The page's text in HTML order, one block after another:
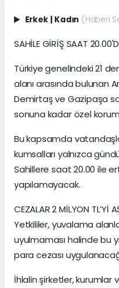
Erkek | Kadın (Haberi
SAHİLE GİRİŞ SAAT
Türkiye genelindeki 21
alanı arasında bulunan
Demirtaş ve Gazipaşa
sonuna kadar özel
Bu kapsamda
kumsalları yalnızca
Sahillere saat 20.00 ile
yapılamayacak.
CEZALAR 2 MİLYON TL’Yİ
Yetkililer, yuvalama
uyulmaması halinde bu
para cezası
İhlalin şirketler, kurumlar